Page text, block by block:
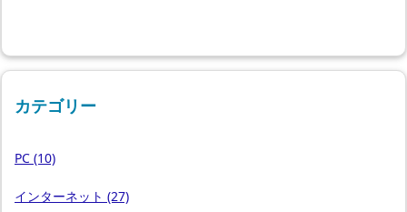
カテゴリー
PC (10)
インターネット (27)